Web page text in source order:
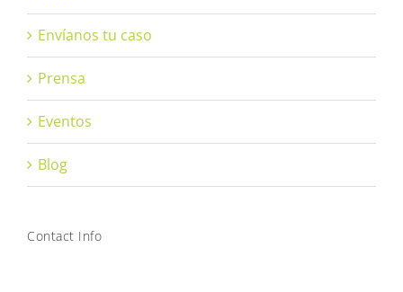
Envíanos tu caso
Prensa
Eventos
Blog
Contact Info